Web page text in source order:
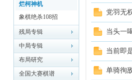
网
烂柯神机
象棋绝杀108招
残局专辑
中局专辑
布局研究
全国大赛棋谱
党羽无
当头一
当前即
单骑徇